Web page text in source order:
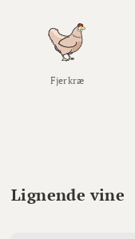
Fjerkræ
Lignende vine